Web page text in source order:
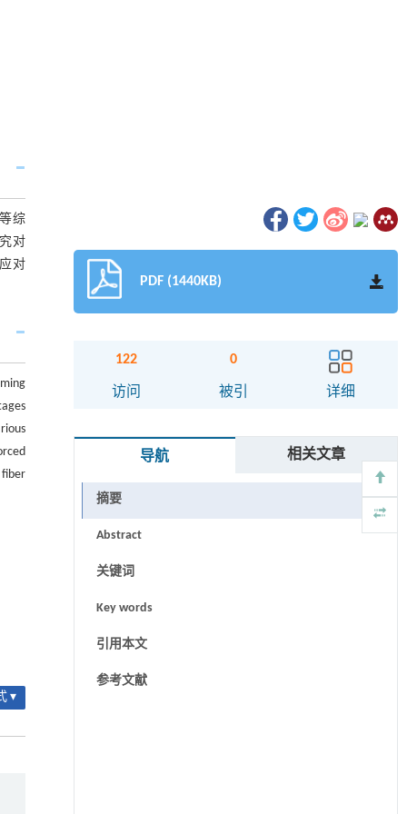
综
对
对
▾
PDF (1440KB)
122
访问
0
被引 详细
导航 相关文章
摘要
Abstract
关键词
Key words
引用本文
参考文献